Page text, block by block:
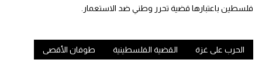
فلسطين باعتبارها قضية تحرر وطني ضد الاستعمار.
الحرب على غزة القضية الفلسطينية طوفان الأقصى